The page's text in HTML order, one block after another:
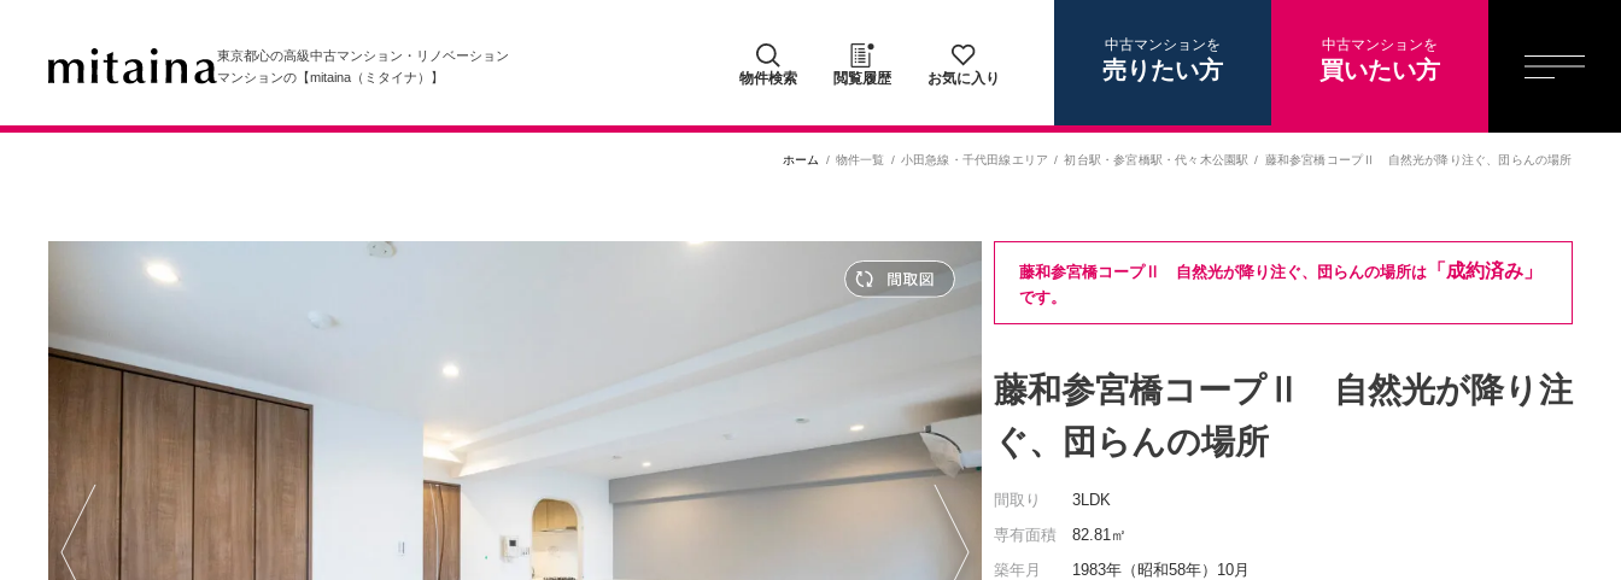
東京都心の高級中古マンション・リノベーション
マンションの【mitaina（ミタイナ）】
物件検索 閲覧履歴 お気に入り
中古マンションを
売りたい方
中古マンションを
買いたい方
ホーム 物件一覧 小田急線・千代田線エリア 初台駅 ・参宮橋駅 ・代々木公園駅 藤和参宮橋コープⅡ 自然光が降り注ぐ、団らんの場所
藤和参宮橋コープⅡ 自然光が降り注ぐ、団らんの場所は「成約済み」
です。
藤和参宮橋コープⅡ 自然光が降り注
ぐ、団らんの場所
間取り
3LDK
専有面積
82.81㎡
築年月
1983年（昭和58年）10月